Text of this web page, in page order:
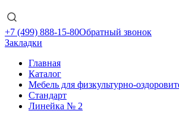
+7 (499) 888-15-80Обратный звонок
Закладки
Главная
Каталог
Мебель для физкультурно-
Стандарт
Линейка № 2